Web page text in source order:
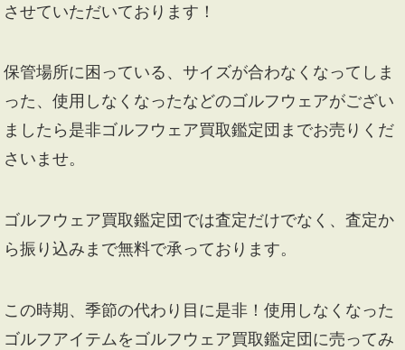
させていただいております！
保管場所に困っている、サイズが合わなくなってしま
った、使用しなくなったなどのゴルフウェアがござい
ましたら是非ゴルフウェア買取鑑定団までお売りくだ
さいませ。
ゴルフウェア買取鑑定団では査定だけでなく、査定か
ら振り込みまで無料で承っております。
この時期、季節の代わり目に是非！使用しなくなった
ゴルフアイテムをゴルフウェア買取鑑定団に売ってみ